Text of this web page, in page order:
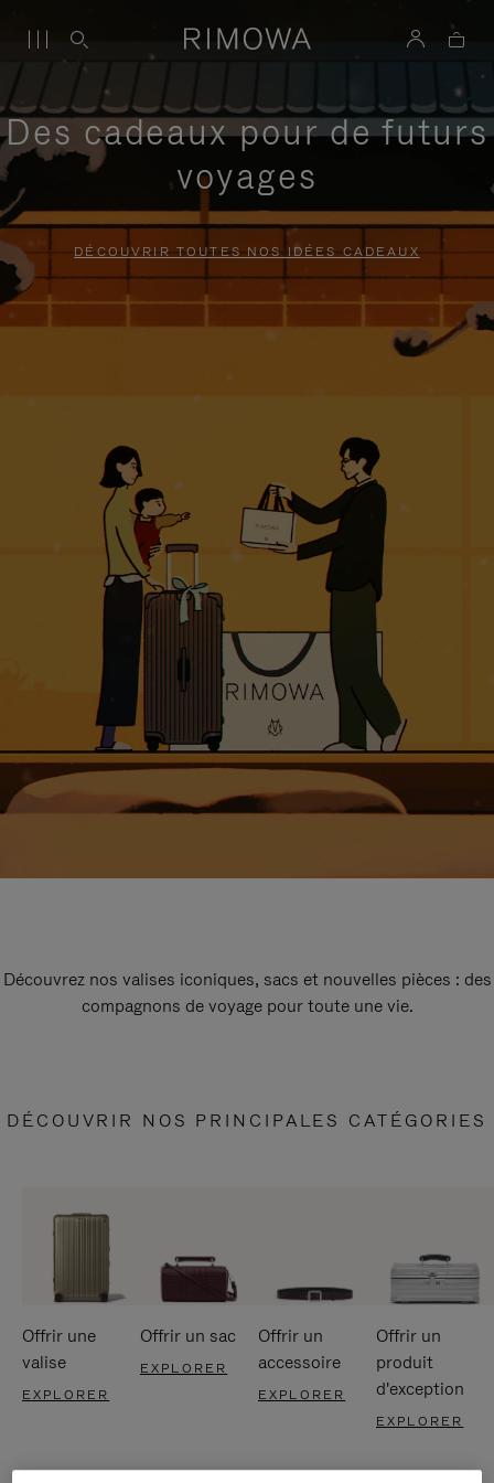
Des cadeaux pour de futurs
voyages
DÉCOUVRIR TOUTES NOS IDÉES CADEAUX
Découvrez nos valises iconiques, sacs et nouvelles pièces : des
compagnons de voyage pour toute une vie.
DÉCOUVRIR NOS PRINCIPALES CATÉGORIES
Offrir une
valise
EXPLORER
Offrir un sac
EXPLORER
Offrir un
accessoire
EXPLORER
Offrir un
produit
d'exception
EXPLORER